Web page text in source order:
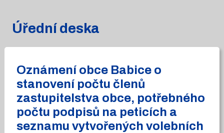
Úřední deska
Oznámení obce Babice o
stanovení počtu členů
zastupitelstva obce, potřebného
počtu podpisů na peticích a
seznamu vytvořených volebních